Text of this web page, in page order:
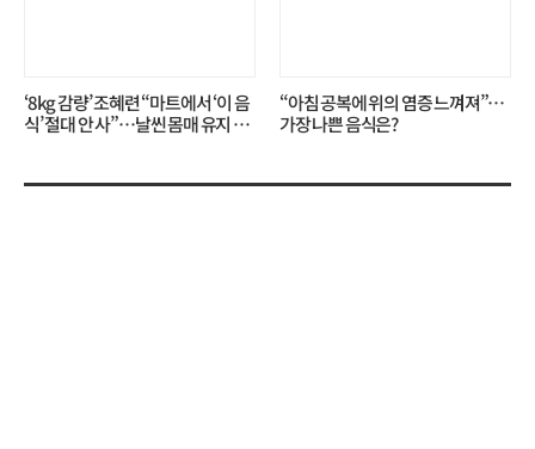
‘8kg 감량’ 조혜련 “마트에서 ‘이 음
식’ 절대 안 사”…날씬 몸매 유지 비
“아침 공복에 위의 염증 느껴져”…
가장 나쁜 음식은?